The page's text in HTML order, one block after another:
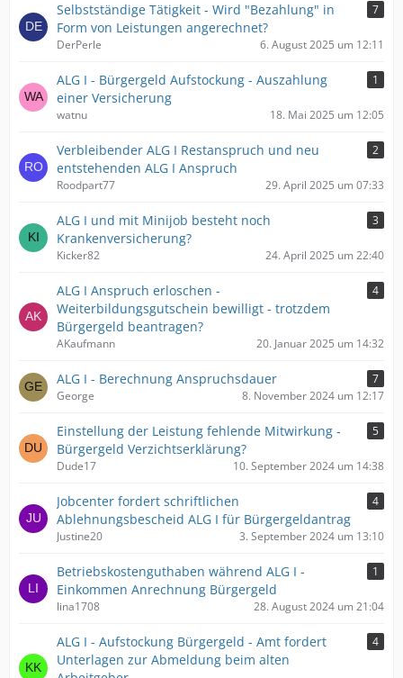
Selbstständige Tätigkeit - Wird "Bezahlung" in
Form von Leistungen angerechnet?
7
DerPerle 6. August 2025 um 12:11
ALG I - Bürgergeld Aufstockung - Auszahlung
einer Versicherung
1
watnu 18. Mai 2025 um 12:05
Verbleibender ALG I Restanspruch und neu
entstehenden ALG I Anspruch
2
Roodpart77 29. April 2025 um 07:33
ALG I und mit Minijob besteht noch
Krankenversicherung?
3
Kicker82 24. April 2025 um 22:40
ALG I Anspruch erloschen -
Weiterbildungsgutschein bewilligt - trotzdem
Bürgergeld beantragen?
4
AKaufmann 20. Januar 2025 um 14:32
ALG I - Berechnung Anspruchsdauer
7
George
8. November 2024 um 12:17
Einstellung der Leistung fehlende Mitwirkung -
Bürgergeld Verzichtserklärung?
5
Dude17 10. September 2024 um 14:38
Jobcenter fordert schriftlichen
Ablehnungsbescheid ALG I für Bürgergeldantrag
4
Justine20 3. September 2024 um 13:10
Betriebskostenguthaben während ALG I -
Einkommen Anrechnung Bürgergeld
1
lina1708 28. August 2024 um 21:04
ALG I - Aufstockung Bürgergeld - Amt fordert
Unterlagen zur Abmeldung beim alten
4